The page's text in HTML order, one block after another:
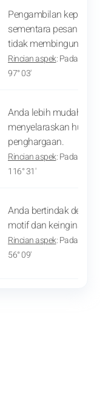
Pengambilan
sementara pesan
tidak membingungkan.
Rincian aspek: Pada
97° 03'
Anda lebih mudah
menyelaraskan
penghargaan.
Rincian aspek: Pada
116° 31'
Anda bertindak
motif dan keinginan
Rincian aspek: Pada
56° 09'